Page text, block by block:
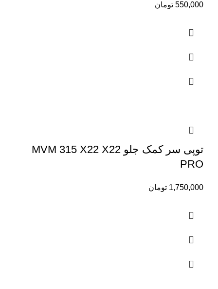
550,000 تومان
توپی سر کمک جلو MVM 315 X22 X22
PRO
1,750,000 تومان